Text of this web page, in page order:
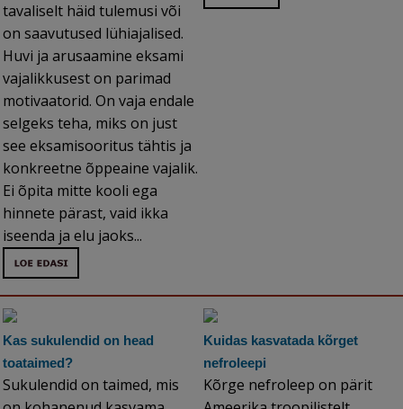
tavaliselt häid tulemusi või
on saavutused lühiajalised.
Huvi ja arusaamine eksami
vajalikkusest on parimad
motivaatorid. On vaja endale
selgeks teha, miks on just
see eksamisooritus tähtis ja
konkreetne õppeaine vajalik.
Ei õpita mitte kooli ega
hinnete pärast, vaid ikka
iseenda ja elu jaoks...
Kas sukulendid on head
toataimed?
Sukulendid on taimed, mis
Kuidas kasvatada kõrget
nefroleepi
Kõrge nefroleep on pärit